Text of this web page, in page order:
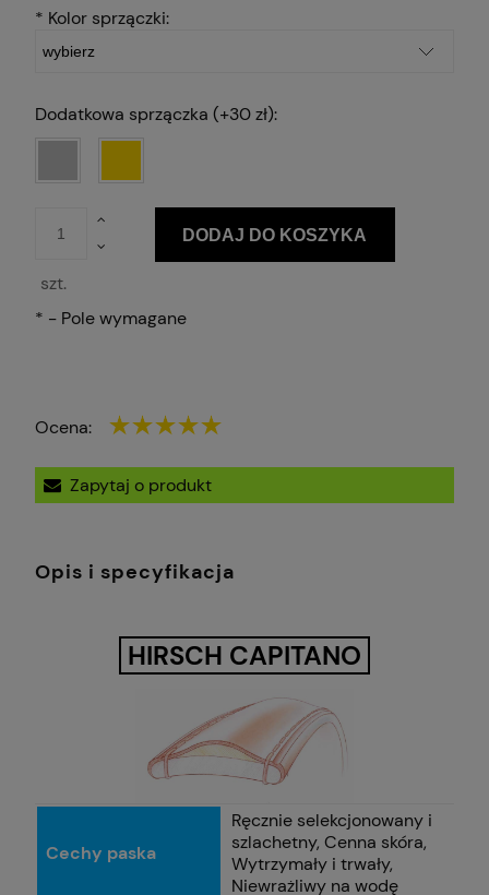
* Kolor sprzączki:
Dodatkowa sprzączka (+30 zł):
szt.
DODAJ DO KOSZYKA
* - Pole wymagane
Ocena:
Zapytaj o produkt
Opis i specyfikacja
HIRSCH CAPITANO
Cechy paska
Ręcznie selekcjonowany i
szlachetny, Cenna skóra,
Wytrzymały i trwały,
Niewrażliwy na wodę